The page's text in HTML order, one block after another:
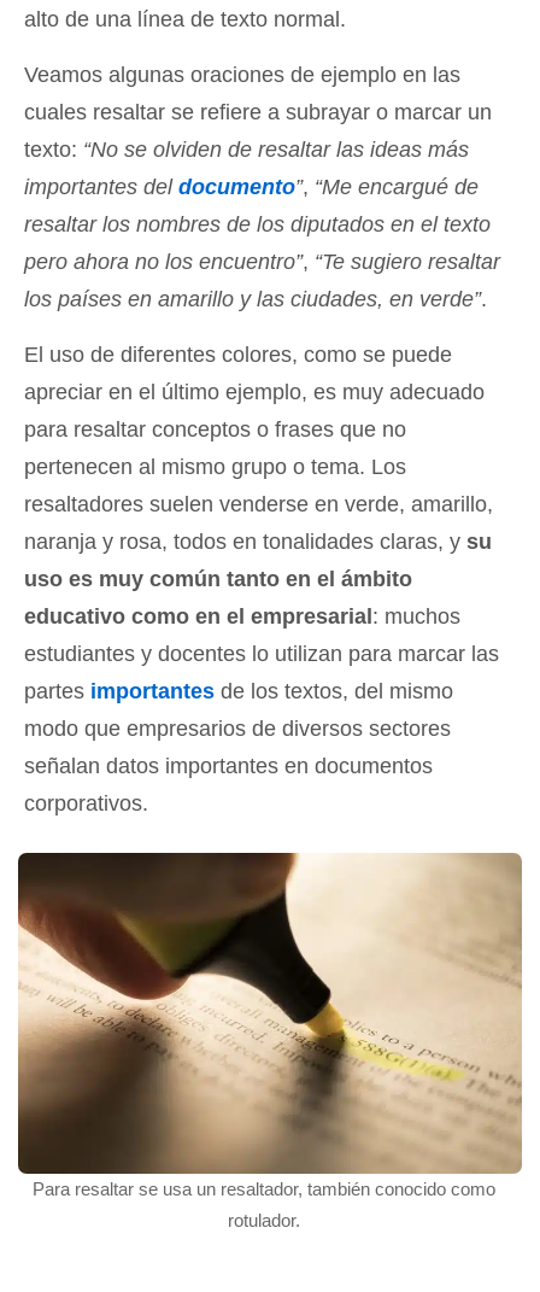
alto de una línea de texto normal.
Veamos algunas oraciones de ejemplo en las
cuales resaltar se refiere a subrayar o marcar un
texto: “No se olviden de resaltar las ideas más
importantes del documento”, “Me encargué de
resaltar los nombres de los diputados en el texto
pero ahora no los encuentro”, “Te sugiero resaltar
los países en amarillo y las ciudades, en verde”.
El uso de diferentes colores, como se puede
apreciar en el último ejemplo, es muy adecuado
para resaltar conceptos o frases que no
pertenecen al mismo grupo o tema. Los
resaltadores suelen venderse en verde, amarillo,
naranja y rosa, todos en tonalidades claras, y su
uso es muy común tanto en el ámbito
educativo como en el empresarial: muchos
estudiantes y docentes lo utilizan para marcar las
partes importantes de los textos, del mismo
modo que empresarios de diversos sectores
señalan datos importantes en documentos
corporativos.
Para resaltar se usa un resaltador, también conocido como
rotulador.